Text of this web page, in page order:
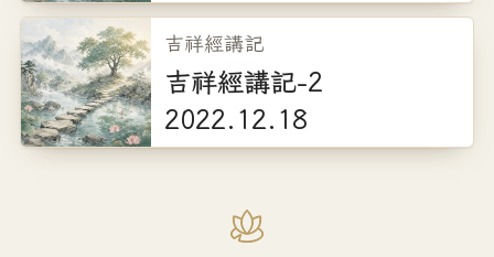
主講：釋達觀
2026 年 12 月 19 日
（星期六）
❖ ─────────── ❖
上午 9:30 ～ 下午 4:30
吉祥經講記
吉祥經講記-2
2022.12.18